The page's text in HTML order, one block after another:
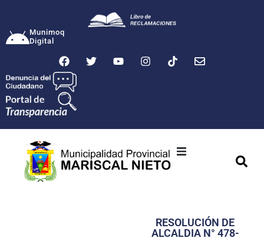
Munimoq
Digital
Transparencia
RESOLUCIÓN DE
ALCALDIA N° 478-